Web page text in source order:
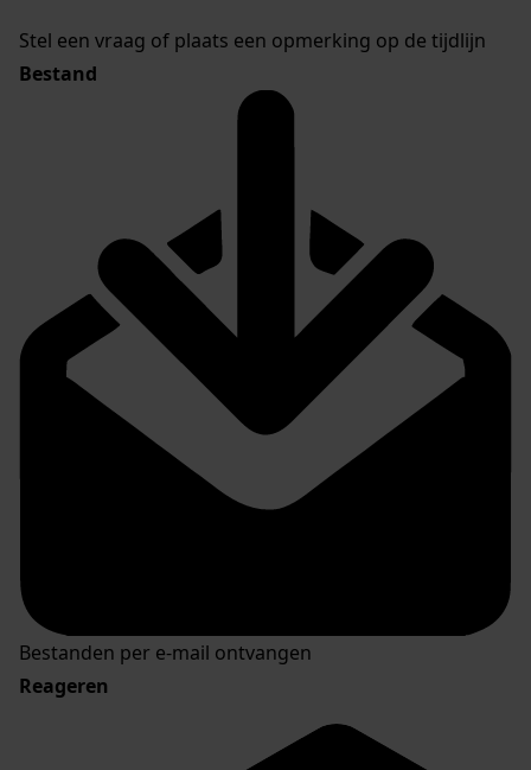
Stel een vraag of plaats een opmerking op de tijdlijn
Bestand
Bestanden per e-mail ontvangen
Reageren